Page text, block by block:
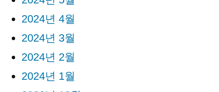
2024년 4월
2024년 3월
2024년 2월
2024년 1월